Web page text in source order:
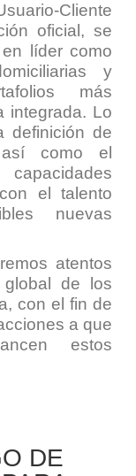
Cliente
oficial, se
líder como
y
más
integrada. Lo
definición de
como el
el talento
nuevas
atentos
de los
con el fin de
a que
estos
DE